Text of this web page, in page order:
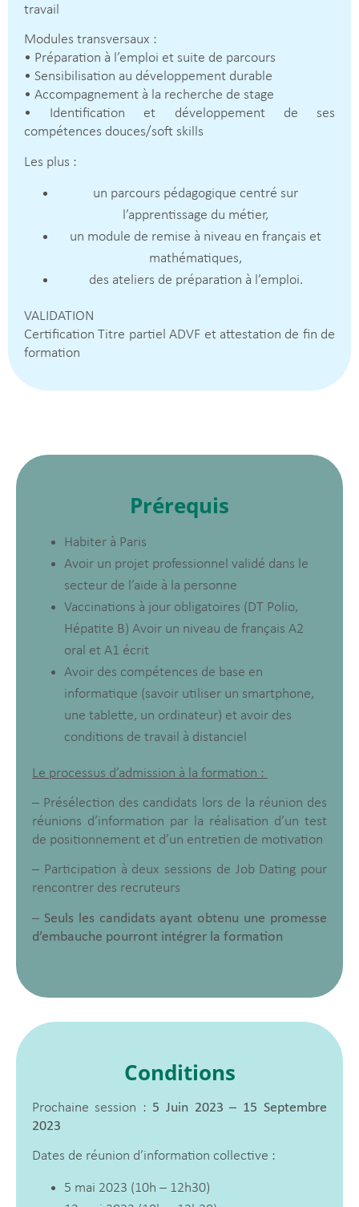
travail
Modules transversaux :
• Préparation à l’emploi et suite de parcours
• Sensibilisation au développement durable
• Accompagnement à la recherche de stage
• Identification et développement de ses
compétences douces/soft skills
Les plus :
un parcours pédagogique centré sur
l’apprentissage du métier,
un module de remise à niveau en français et
mathématiques,
des ateliers de préparation à l’emploi.
VALIDATION
Certification Titre partiel ADVF et attestation de fin de
formation
Prérequis
Habiter à Paris
Avoir un projet professionnel validé dans le
secteur de l’aide à la personne
Vaccinations à jour obligatoires (DT Polio,
Hépatite B) Avoir un niveau de français A2
oral et A1 écrit
Avoir des compétences de base en
informatique (savoir utiliser un smartphone,
une tablette, un ordinateur) et avoir des
conditions de travail à distanciel
Le processus d’admission à la formation :
– Présélection des candidats lors de la réunion des
réunions d’information par la réalisation d’un test
de positionnement et d’un entretien de motivation
– Participation à deux sessions de Job Dating pour
rencontrer des recruteurs
– Seuls les candidats ayant obtenu une promesse
d’embauche pourront intégrer la formation
Conditions
Prochaine session : 5 Juin 2023 – 15 Septembre
2023
Dates de réunion d’information collective :
5 mai 2023 (10h – 12h30)